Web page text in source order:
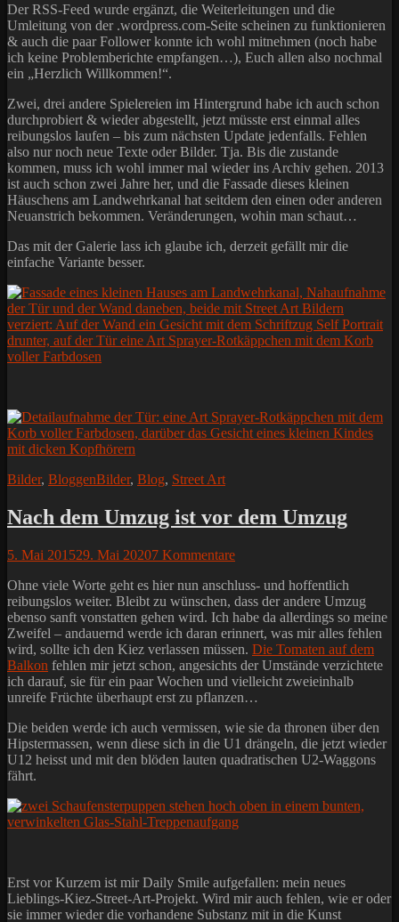
Der RSS-Feed wurde ergänzt, die Weiterleitungen und die
Umleitung von der .wordpress.com-Seite scheinen zu funktionieren
& auch die paar Follower konnte ich wohl mitnehmen (noch habe
ich keine Problemberichte empfangen…), Euch allen also nochmal
ein „Herzlich Willkommen!“.
Zwei, drei andere Spielereien im Hintergrund habe ich auch schon
durchprobiert & wieder abgestellt, jetzt müsste erst einmal alles
reibungslos laufen – bis zum nächsten Update jedenfalls. Fehlen
also nur noch neue Texte oder Bilder. Tja. Bis die zustande
kommen, muss ich wohl immer mal wieder ins Archiv gehen. 2013
ist auch schon zwei Jahre her, und die Fassade dieses kleinen
Häuschens am Landwehrkanal hat seitdem den einen oder anderen
Neuanstrich bekommen. Veränderungen, wohin man schaut…
Das mit der Galerie lass ich glaube ich, derzeit gefällt mir die
einfache Variante besser.
Kategorien
Bilder, BloggenSchlagworte
Bilder, Blog, Street Art
Nach dem Umzug ist vor dem Umzug
Posted
5. Mai 201529. Mai 20207 Kommentare
Ohne viele Worte geht es hier nun anschluss- und hoffentlich
reibungslos weiter. Bleibt zu wünschen, dass der andere Umzug
ebenso sanft vonstatten gehen wird. Ich habe da allerdings so meine
Zweifel – andauernd werde ich daran erinnert, was mir alles fehlen
wird, sollte ich den Kiez verlassen müssen. Die Tomaten auf dem
Balkon fehlen mir jetzt schon, angesichts der Umstände verzichtete
ich darauf, sie für ein paar Wochen und vielleicht zweieinhalb
unreife Früchte überhaupt erst zu pflanzen…
Die beiden werde ich auch vermissen, wie sie da thronen über den
Hipstermassen, wenn diese sich in die U1 drängeln, die jetzt wieder
U12 heisst und mit den blöden lauten quadratischen U2-Waggons
fährt.
Erst vor Kurzem ist mir Daily Smile aufgefallen: mein neues
Lieblings-Kiez-Street-Art-Projekt. Wird mir auch fehlen, wie er oder
sie immer wieder die vorhandene Substanz mit in die Kunst